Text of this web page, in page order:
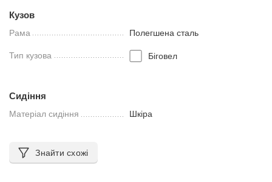
Кузов
Рама Полегшена сталь
Тип кузова Біговел
Сидіння
Матеріал сидіння Шкіра
Знайти схожі